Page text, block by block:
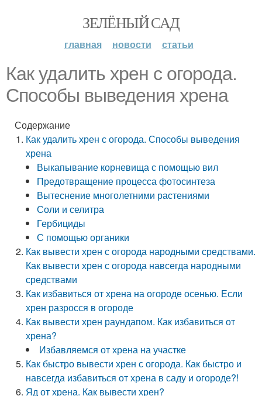
ЗЕЛЁНЫЙ САД
главная новости статьи
Как удалить хрен с огорода.
Способы выведения хрена
Содержание
Как удалить хрен с огорода. Способы выведения
хрена
Выкапывание корневища с помощью вил
Предотвращение процесса фотосинтеза
Вытеснение многолетними растениями
Соли и селитра
Гербициды
С помощью органики
Как вывести хрен с огорода народными средствами.
Как вывести хрен с огорода навсегда народными
средствами
Как избавиться от хрена на огороде осенью. Если
хрен разросся в огороде
Как вывести хрен раундапом. Как избавиться от
хрена?
Избавляемся от хрена на участке
Как быстро вывести хрен с огорода. Как быстро и
навсегда избавиться от хрена в саду и огороде?!
Яд от хрена. Как вывести хрен?